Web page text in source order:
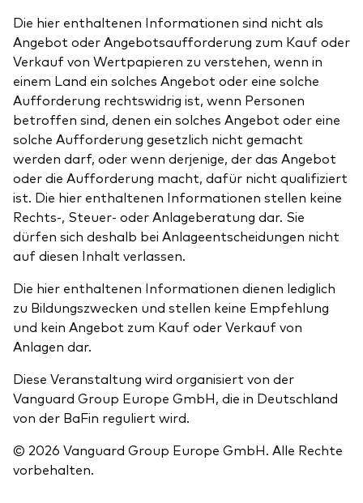
Die hier enthaltenen Informationen sind nicht als
Angebot oder Angebotsaufforderung zum Kauf oder
Verkauf von Wertpapieren zu verstehen, wenn in
einem Land ein solches Angebot oder eine solche
Aufforderung rechtswidrig ist, wenn Personen
betroffen sind, denen ein solches Angebot oder eine
solche Aufforderung gesetzlich nicht gemacht
werden darf, oder wenn derjenige, der das Angebot
oder die Aufforderung macht, dafür nicht qualifiziert
ist. Die hier enthaltenen Informationen stellen keine
Rechts-, Steuer- oder Anlageberatung dar. Sie
dürfen sich deshalb bei Anlageentscheidungen nicht
auf diesen Inhalt verlassen.
Die hier enthaltenen Informationen dienen lediglich
zu Bildungszwecken und stellen keine Empfehlung
und kein Angebot zum Kauf oder Verkauf von
Anlagen dar.
Diese Veranstaltung wird organisiert von der
Vanguard Group Europe GmbH, die in Deutschland
von der BaFin reguliert wird.
© 2026 Vanguard Group Europe GmbH. Alle Rechte
vorbehalten.